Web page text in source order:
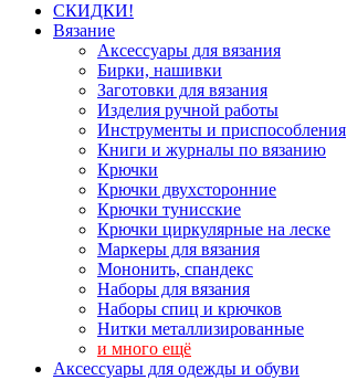
СКИДКИ!
Вязание
Аксессуары для вязания
Бирки, нашивки
Заготовки для вязания
Изделия ручной работы
Инструменты и приспособления
Книги и журналы по вязанию
Крючки
Крючки двухсторонние
Крючки тунисские
Крючки циркулярные на леске
Маркеры для вязания
Мононить, спандекс
Наборы для вязания
Наборы спиц и крючков
Нитки металлизированные
и много ещё
Аксессуары для одежды и обуви